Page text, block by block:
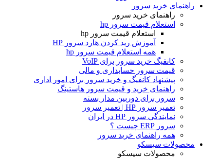
راهنمای خرید سرور
راهنمای خرید سرور
استعلام قیمت سرور hp
استعلام قیمت سرور hp
آموزش ريد كردن هارد سرور HP
همه استعلام قیمت سرور hp
کانفیگ خرید سرور برای VoIP
قیمت سرور حسابداری و مالی
پیشنهاد کانفیگ و خرید سرور برای امور اداری
راهنمای خرید و قیمت سرور هاستینگ
سرور برای دوربین مدار بسته
تعمیر سرور HP | تعمیر سرور
نمایندگی سرور HP در ایران
سرور ERP چیست ؟
همه راهنمای خرید سرور
محصولات سیسکو
محصولات سیسکو